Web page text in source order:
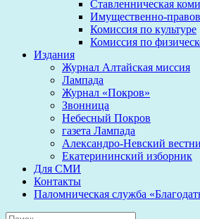
Ставленническая
Имущественно-
Комиссия по культуре
Комиссия по
Издания
Журнал Алтайская миссия
Лампада
Журнал «Покров»
Звонница
Небесный Покров
газета Лампада
Александро-Невский
Екатерининский изборник
Для СМИ
Контакты
Паломническая служба